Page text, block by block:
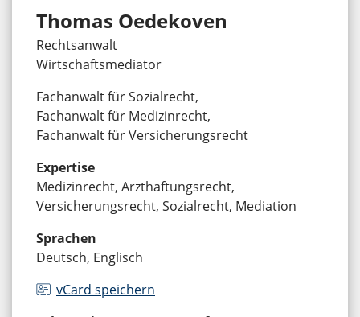
Thomas Oedekoven
Rechtsanwalt
Wirtschaftsmediator
Fachanwalt für Sozialrecht,
Fachanwalt für Medizinrecht,
Fachanwalt für Versicherungsrecht
Expertise
Medizinrecht, Arzthaftungsrecht,
Versicherungsrecht, Sozialrecht, Mediation
Sprachen
Deutsch, Englisch
vCard speichern